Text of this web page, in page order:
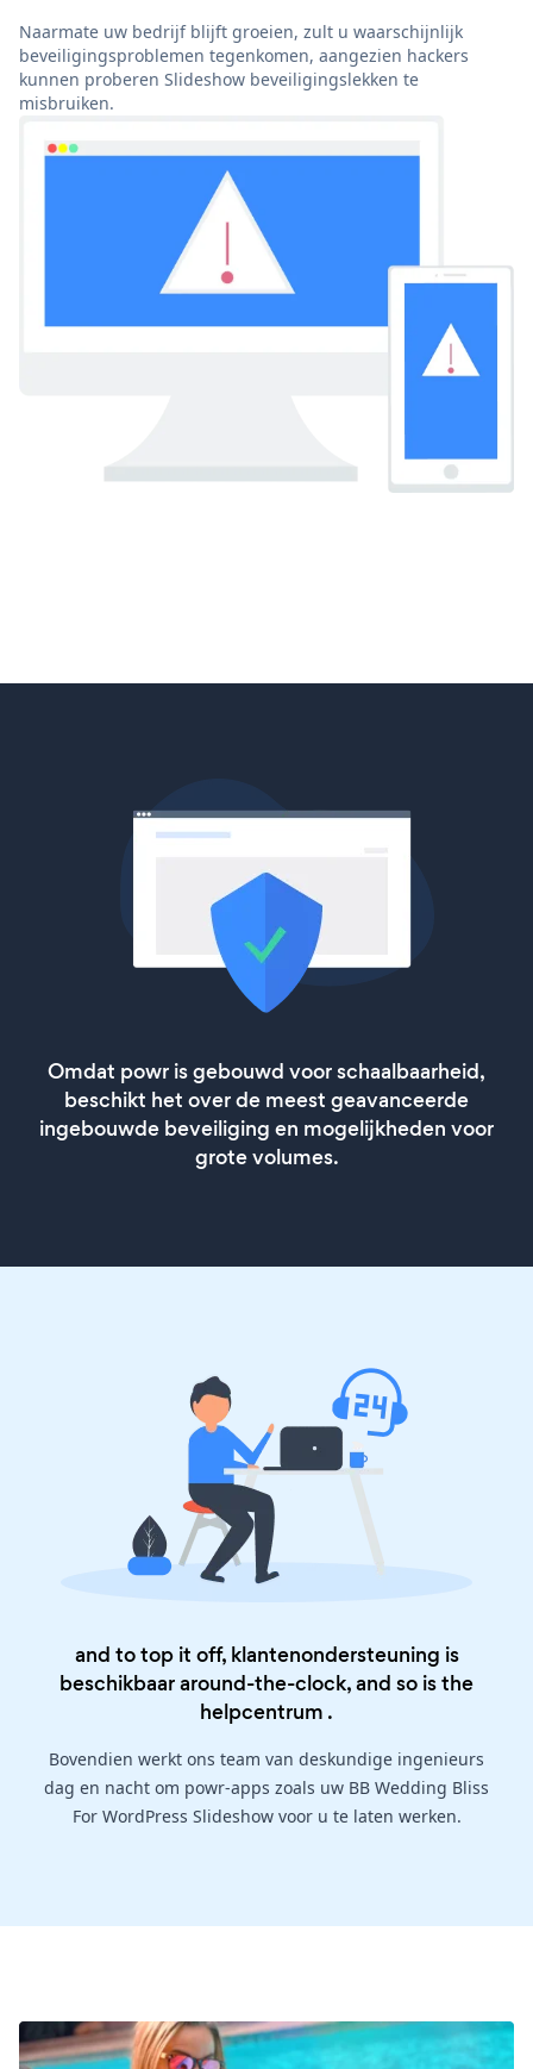
Naarmate uw bedrijf blijft groeien, zult u waarschijnlijk
beveiligingsproblemen tegenkomen, aangezien hackers
kunnen proberen Slideshow beveiligingslekken te
misbruiken.
Omdat powr is gebouwd voor schaalbaarheid,
beschikt het over de meest geavanceerde
ingebouwde beveiliging en mogelijkheden voor
grote volumes.
and to top it off, klantenondersteuning is
beschikbaar around-the-clock, and so is the
helpcentrum .
Bovendien werkt ons team van deskundige ingenieurs
dag en nacht om powr-apps zoals uw BB Wedding Bliss
For WordPress Slideshow voor u te laten werken.